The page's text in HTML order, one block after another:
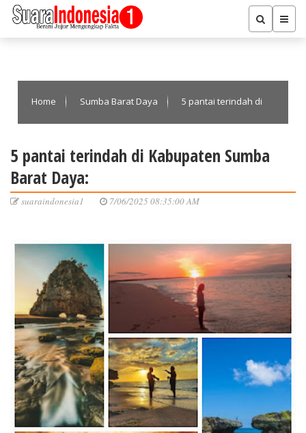
Home Sumba Barat Daya 5 pantai terindah di
5 pantai terindah di Kabupaten Sumba
Barat Daya:
suaraindonesia1 7/06/2025 08:35:00 AM